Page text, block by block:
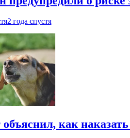
2 года спустя
как наказать